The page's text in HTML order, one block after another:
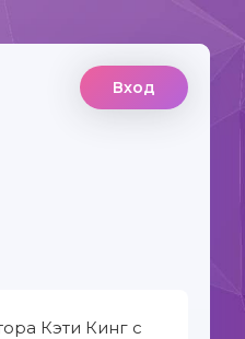
Вход
Кэти Кинг с